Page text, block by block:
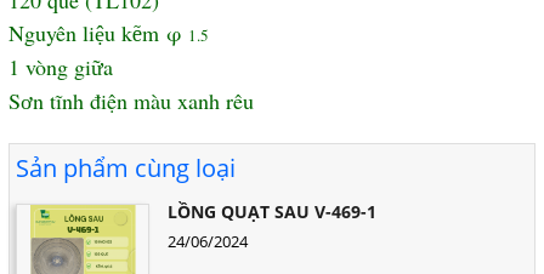
Nguyên liệu kẽm φ 1.5
1 vòng giữa
Sơn tĩnh điện màu xanh rêu
Sản phẩm cùng loại
LỒNG QUẠT SAU V-469-1
24/06/2024